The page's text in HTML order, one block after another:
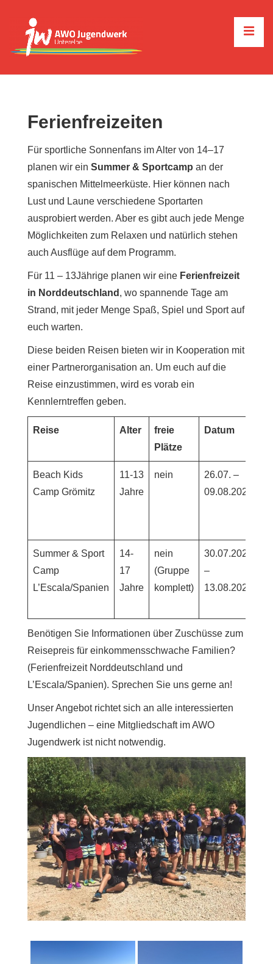
Ferienfreizeiten
Für sportliche Sonnenfans im Alter von 14–17
planen wir ein Summer & Sportcamp an der
spanischen Mittelmeerküste. Hier können nach
Lust und Laune verschiedene Sportarten
ausprobiert werden. Aber es gibt auch jede Menge
Möglichkeiten zum Relaxen und natürlich stehen
auch Ausflüge auf dem Programm.
Für 11 – 13Jährige planen wir eine Ferienfreizeit
in Norddeutschland , wo spannende Tage am
Strand, mit jeder Menge Spaß, Spiel und Sport auf
euch warten.
Diese beiden Reisen bieten wir in Kooperation mit
einer Partnerorganisation an. Um euch auf die
Reise einzustimmen, wird es vorab ein
Kennlerntreffen geben.
Reise Alter
freie
Plätze
Datum
Beach Kids
Camp Grömitz
11-13
Jahre
nein
26.07. –
09.08.2026
Summer & Sport
Camp
L’Escala/Spanien
14-
17
Jahre
nein
(Gruppe
komplett)
30.07.2026
–
13.08.2026
Benötigen Sie Informationen über Zuschüsse zum
Reisepreis für einkommensschwache Familien?
(Ferienfreizeit Norddeutschland und
L’Escala/Spanien). Sprechen Sie uns gerne an!
Unser Angebot richtet sich an alle interessierten
Jugendlichen – eine Mitgliedschaft im AWO
Jugendwerk ist nicht notwendig.